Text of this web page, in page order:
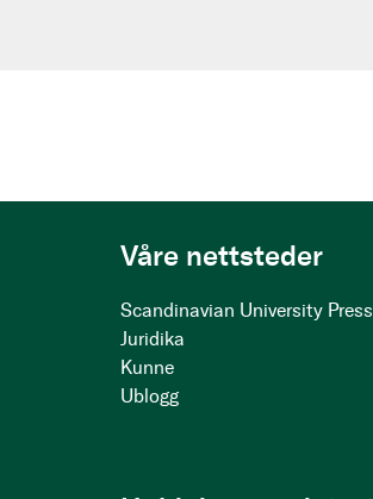
Våre nettsteder
Scandinavian University Press
Juridika
Kunne
Ublogg